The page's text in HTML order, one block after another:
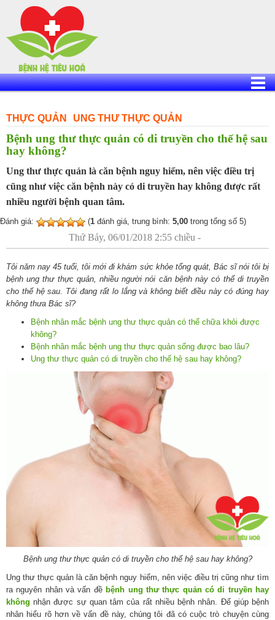
content
THỰC QUẢN UNG THƯ THỰC QUẢN
Bệnh ung thư thực quản có di truyền cho thế hệ sau
hay không?
Ung thư thực quản là căn bệnh nguy hiểm, nên việc điều trị
cũng như việc căn bệnh này có di truyền hay không được rất
nhiều người bệnh quan tâm.
Đánh giá: (1 đánh giá, trung bình: 5,00 trong tổng số 5)
Thứ Bảy, 06/01/2018 2:55 chiều -
Tôi năm nay 45 tuổi, tôi mới đi khám sức khỏe tổng quát, Bác sĩ nói tôi bị
bệnh ung thư thực quản, nhiều người nói căn bệnh này có thể di truyền
cho thế hệ sau. Tôi đang rất lo lắng và không biết điều này có đúng hay
không thưa Bác sĩ?
Bệnh nhân mắc bệnh ung thư thực quản có thể chữa khỏi được
không?
Bệnh nhân mắc bệnh ung thư thực quản sống được bao lâu?
Ung thư thực quản có di truyền cho thế hệ sau hay không?
Bệnh ung thư thực quản có di truyền cho thế hệ sau hay không?
Ung thư thực quản là căn bệnh nguy hiểm, nên việc điều trị cũng như tìm
ra nguyên nhân và vấn đề bệnh ung thư thực quản có di truyền hay
không nhận được sự quan tâm của rất nhiều bệnh nhân. Để giúp bệnh
nhân hiểu rõ hơn về vấn đề này, chúng tôi đã có cuộc trò chuyện cùng